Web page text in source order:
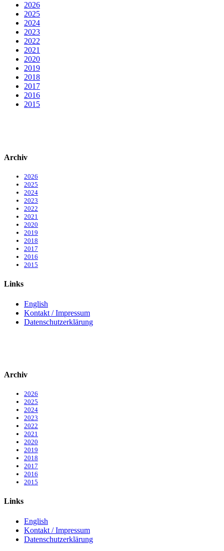
2026
2025
2024
2023
2022
2021
2020
2019
2018
2017
2016
2015
Archiv
2026
2025
2024
2023
2022
2021
2020
2019
2018
2017
2016
2015
Links
English
Kontakt / Impressum
Datenschutzerklärung
Archiv
2026
2025
2024
2023
2022
2021
2020
2019
2018
2017
2016
2015
Links
English
Kontakt / Impressum
Datenschutzerklärung